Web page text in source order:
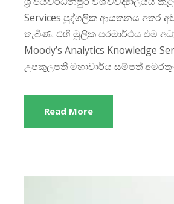
Services පුද්ගලික ආයතනය අතර
තැබිණ. එහි මූලික පරමාර්ථය එම
Moody’s Analytics
උපකුලපති මහාචාර්ය සම්පත්
Read More